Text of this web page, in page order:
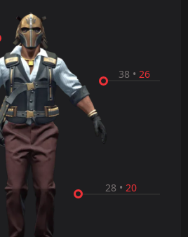
28 •20
38 • 26